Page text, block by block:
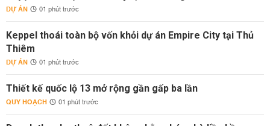
DỰ ÁN 01 phút trước
Keppel thoái toàn bộ vốn khỏi dự án Empire City tại Thủ
Thiêm
DỰ ÁN 01 phút trước
Thiết kế quốc lộ 13 mở rộng gần gấp ba lần
QUY HOẠCH 01 phút trước